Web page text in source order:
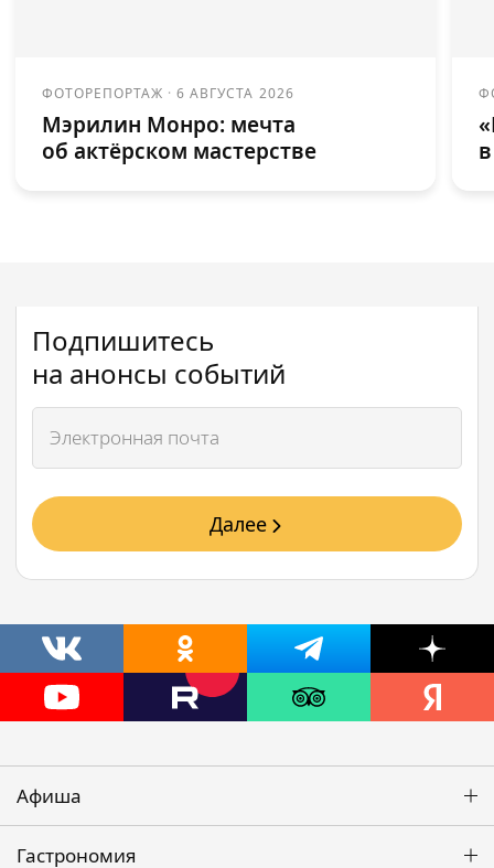
ФОТОРЕПОРТАЖ ·6 АВГУСТА 2026
Мэрилин Монро: мечта
об актёрском мастерстве
Подпишитесь
на анонсы событий
Далее
Афиша
Гастрономия